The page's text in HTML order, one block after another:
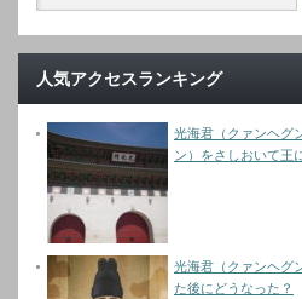
人気アクセスランキング
光海君（クァンヘグ
ン）をさしおいて王
光海君（クァンヘグ
た後にどうなった？